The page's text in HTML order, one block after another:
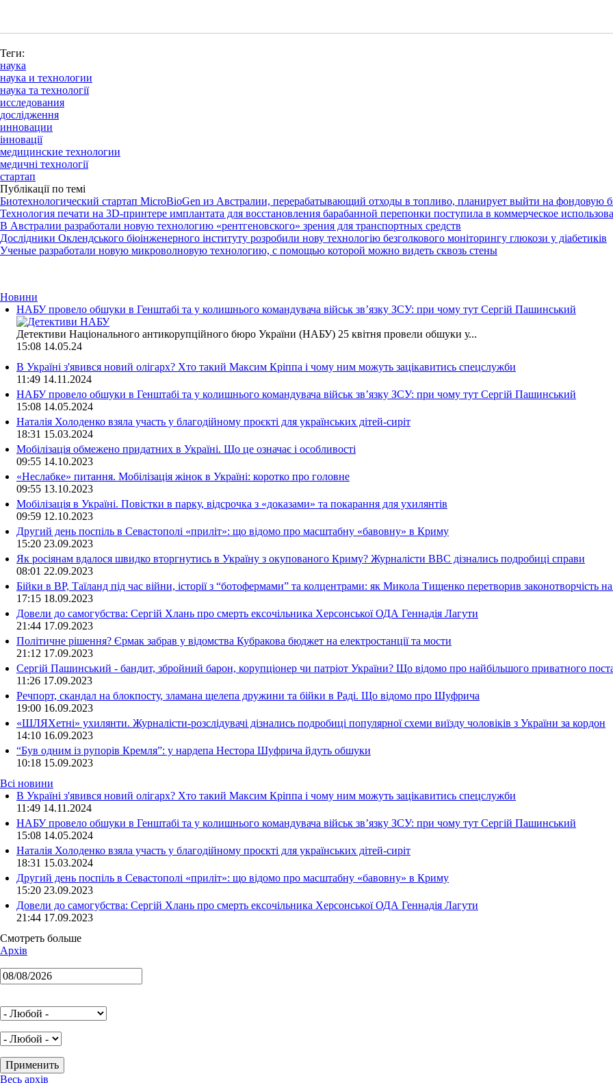
Теги:
наука
наука и технологии
наука та технології
исследования
дослідження
инновации
інновації
медицинские технологии
медичні технології
стартап
Публікації по темі
Биотехнологический стартап MicroBioGen из Австралии, перерабатывающий отходы в топливо, планирует выйти на фондовую
Технология печати на 3D-принтере имплантата для восстановления барабанной перепонки поступила в коммерческое
В Австралии разработали новую технологию «рентгеновского» зрения для транспортных средств
Дослідники Оклендського біоінженерного інституту розробили нову технологію безголкового моніторингу глюкози у діабетиків
Ученые разработали новую микроволновую технологию, с помощью которой можно видеть сквозь стены
Новини
НАБУ провело обшуки в Генштабі та у колишнього командувача військ зв’язку ЗСУ: при чому тут Сергій Пашинський
Детективи Національного антикорупційного бюро України (НАБУ) 25 квітня провели обшуки у...
15:08 14.05.24
В Україні з'явився новий олігарх? Хто такий Максим Кріппа і чому ним можуть зацікавитись спецслужби
11:49 14.11.2024
НАБУ провело обшуки в Генштабі та у колишнього командувача військ зв’язку ЗСУ: при чому тут Сергій Пашинський
15:08 14.05.2024
Наталія Холоденко взяла участь у благодійному проєкті для українських дітей-сиріт
18:31 15.03.2024
Мобілізація обмежено придатних в Україні. Що це означає і особливості
09:55 14.10.2023
«Неслабке» питання. Мобілізація жінок в Україні: коротко про головне
09:55 13.10.2023
Мобілізація в Україні. Повістки в парку, відсрочка з «доказами» та покарання для ухилянтів
09:59 12.10.2023
Другий день поспіль в Севастополі «приліт»: що відомо про масштабну «бавовну» в Криму
15:20 23.09.2023
Як росіянам вдалося швидко вторгнутись в Україну з окупованого Криму? Журналісти ВВС дізнались подробиці справи
08:01 22.09.2023
Бійки в ВР, Таїланд під час війни, історії з “ботофермами” та колцентрами: як Микола Тищенко перетворив законотворчість на
17:15 18.09.2023
Довели до самогубства: Сергій Хлань про смерть ексочільника Херсонської ОДА Геннадія Лагути
21:44 17.09.2023
Політичне рішення? Єрмак забрав у відомства Кубракова бюджет на електростанції та мости
21:12 17.09.2023
Сергій Пашинський - бандит, збройний барон, корупціонер чи патріот України? Що відомо про найбільшого приватного
11:26 17.09.2023
Речпорт, скандал на блокпосту, зламана щелепа дружини та бійки в Раді. Що відомо про Шуфрича
19:00 16.09.2023
«ШЛЯХетні» ухилянти. Журналісти-розслідувачі дізнались подробиці популярної схеми виїзду чоловіків з України за кордон
14:10 16.09.2023
“Був одним із рупорів Кремля”: у нардепа Нестора Шуфрича йдуть обшуки
10:18 15.09.2023
Всі новини
В Україні з'явився новий олігарх? Хто такий Максим Кріппа і чому ним можуть зацікавитись спецслужби
11:49 14.11.2024
НАБУ провело обшуки в Генштабі та у колишнього командувача військ зв’язку ЗСУ: при чому тут Сергій Пашинський
15:08 14.05.2024
Наталія Холоденко взяла участь у благодійному проєкті для українських дітей-сиріт
18:31 15.03.2024
Другий день поспіль в Севастополі «приліт»: що відомо про масштабну «бавовну» в Криму
15:20 23.09.2023
Довели до самогубства: Сергій Хлань про смерть ексочільника Херсонської ОДА Геннадія Лагути
21:44 17.09.2023
Смотреть больше
Архів
Весь архів